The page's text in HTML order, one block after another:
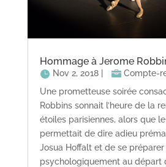
Hommage à Jerome
Nov 2, 2018|
Compte-
Une prometteuse soirée
Robbins sonnait l’heure de la
étoiles parisiennes, alors que
permettait de dire adieu
Josua Hoffalt et de se préparer
psychologiquement au départ